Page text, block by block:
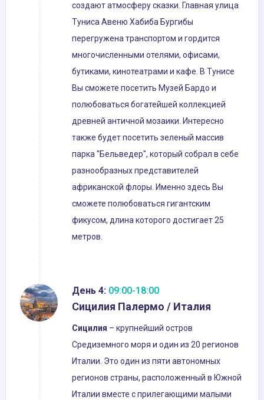
создают атмосферу сказки. Главная улица
Туниса Авеню Хабиба Бургибы
перегружена транспортом и гордится
многочисленными отелями, офисами,
бутиками, кинотеатрами и кафе. В Тунисе
Вы сможете посетить Музей Бардо и
полюбоваться богатейшей коллекцией
древней античной мозаики. Интересно
также будет посетить зеленый массив
парка "Бельведер", который собрал в себе
разнообразных представителей
африканской флоры. Именно здесь Вы
сможете полюбоваться гигантским
фикусом, длина которого достигает 25
метров.
День 4: 09:00-18:00
Сицилия Палермо / Италия
Сицилия – крупнейший остров
Средиземного моря и один из 20 регионов
Италии. Это один из пяти автономных
регионов страны, расположенный в Южной
Италии вместе с прилегающими малыми